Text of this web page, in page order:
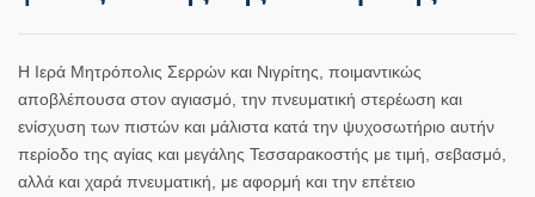
Η Ιερά Μητρόπολις Σερρών και Νιγρίτης, ποιμαντικώς
αποβλέπουσα στον αγιασμό, την πνευματική στερέωση και
ενίσχυση των πιστών και μάλιστα κατά την ψυχοσωτήριο αυτήν
περίοδο της αγίας και μεγάλης Τεσσαρακοστής με τιμή, σεβασμό,
αλλά και χαρά πνευματική, με αφορμή και την επέτειο